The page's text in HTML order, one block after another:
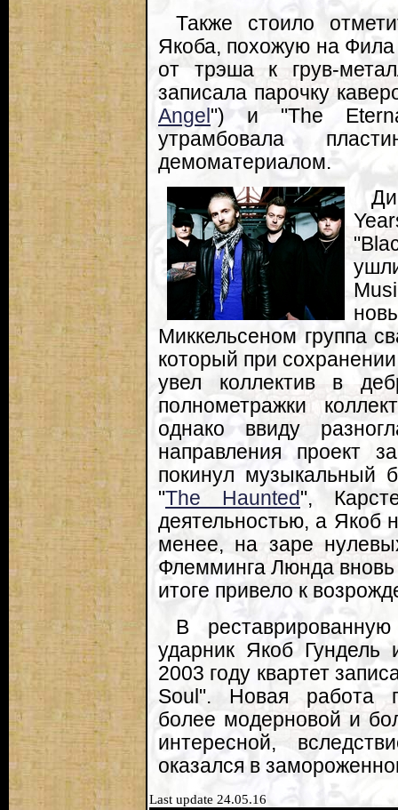
Также стоило
Якоба, похожую на
от трэша к грув-
записала парочку
Angel ") и "The
утрамбовала
демоматериалом.
Миккельсеном группа
который при
увел коллектив в
полнометражки
однако ввиду
направления проект
покинул музыкальный
"The Haunted",
деятельностью, а Якоб
менее, на заре
Флемминга Люнда вновь
итоге привело к
В
ударник Якоб
2003 году квартет
Soul". Новая работа
более модерновой и
интересной,
оказался в
Last update 24.05.16